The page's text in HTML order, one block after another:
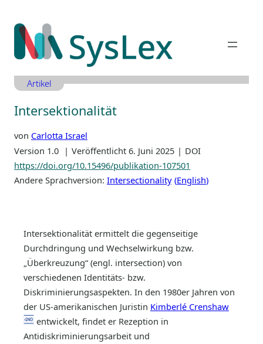
Inhalt
springen
Artikel
Intersektionalität
von Carlotta Israel
Version 1.0
Veröffentlicht 6. Juni 2025
DOI
https://doi.org/10.15496/publikation-107501
Andere Sprachversion: Intersectionality English
Intersektionalität ermittelt die gegenseitige
Durchdringung und Wechselwirkung bzw.
„Überkreuzung“ (engl. intersection) von
verschiedenen Identitäts- bzw.
Diskriminierungsaspekten. In den 1980er Jahren von
der US-amerikanischen Juristin Kimberlé Crenshaw
entwickelt, findet er Rezeption in
Antidiskriminierungsarbeit und